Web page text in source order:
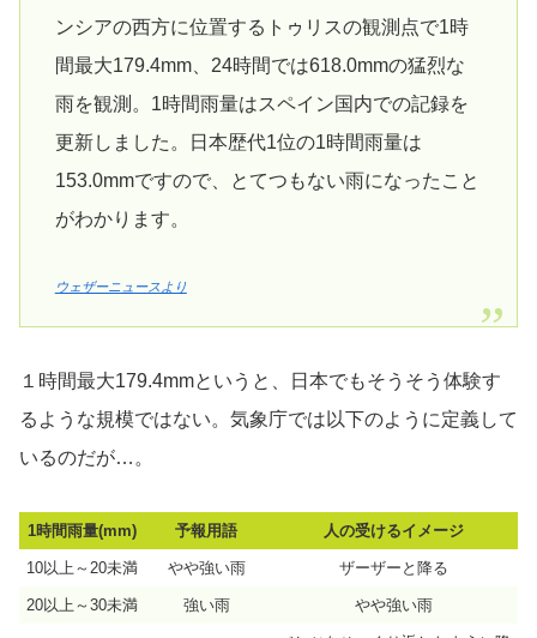
ンシアの西方に位置するトゥリスの観測点で1時
間最大179.4mm、24時間では618.0mmの猛烈な
雨を観測。1時間雨量はスペイン国内での記録を
更新しました。日本歴代1位の1時間雨量は
153.0mmですので、とてつもない雨になったこと
がわかります。
ウェザーニュースより
１時間最大179.4mmというと、日本でもそうそう体験す
るような規模ではない。気象庁では以下のように定義して
いるのだが…。
1時間雨量(mm) 予報用語 人の受けるイメージ
10以上～20未満 やや強い雨 ザーザーと降る
20以上～30未満 強い雨 やや強い雨